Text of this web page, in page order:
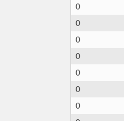
0
0
0
0
0
0
0